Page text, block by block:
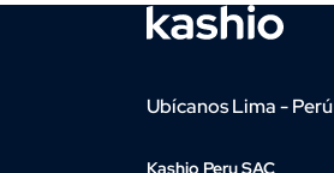
Ubícanos Lima - Perú
Kashio Peru SAC